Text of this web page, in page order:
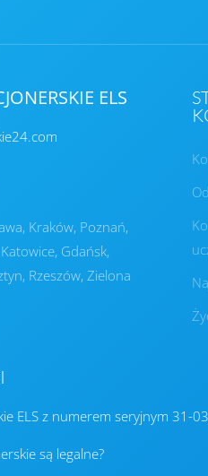
ELS
Kraków, Poznań,
Gdańsk,
Rzeszów, Zielona
ELS z numerem seryjnym 31-
są legalne?